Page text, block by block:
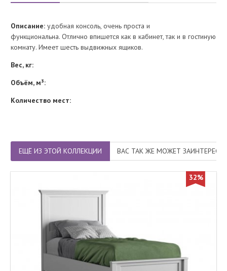
Описание: удобная консоль, очень проста и
функциональна. Отлично впишется как в кабинет, так и в гостиную
комнату. Имеет шесть выдвижных ящиков.
Вес, кг:
Объём, м³:
Количество мест:
ЕЩЁ ИЗ ЭТОЙ КОЛЛЕКЦИИ ВАС ТАК ЖЕ МОЖЕТ
32%